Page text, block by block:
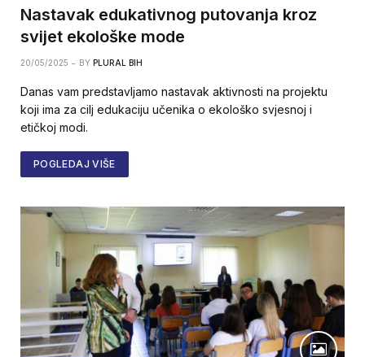
Nastavak edukativnog putovanja kroz
svijet ekološke mode
20/05/2025 BY PLURAL BIH
Danas vam predstavljamo nastavak aktivnosti na projektu
koji ima za cilj edukaciju učenika o ekološko svjesnoj i
etičkoj modi.
POGLEDAJ VIŠE